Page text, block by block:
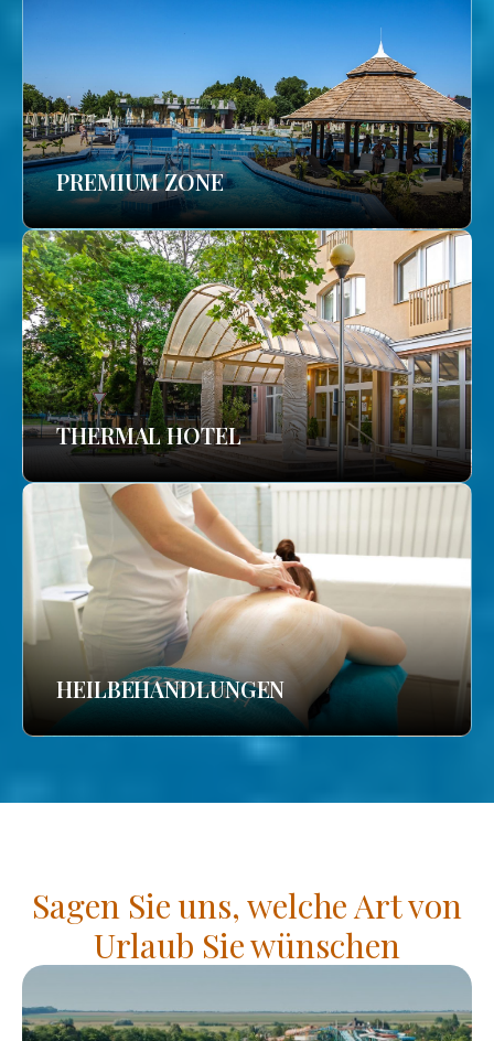
PREMIUM ZONE
THERMAL HOTEL
HEILBEHANDLUNGEN
Sagen Sie uns, welche Art von
Urlaub Sie wünschen